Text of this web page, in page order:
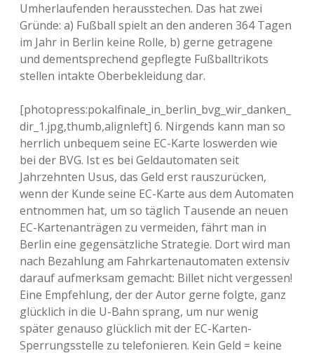
Umherlaufenden herausstechen. Das hat zwei
Gründe: a) Fußball spielt an den anderen 364 Tagen
im Jahr in Berlin keine Rolle, b) gerne getragene
und dementsprechend gepflegte Fußballtrikots
stellen intakte Oberbekleidung dar.
[photopress:pokalfinale_in_berlin_bvg_wir_danken_
dir_1.jpg,thumb,alignleft] 6. Nirgends kann man so
herrlich unbequem seine EC-Karte loswerden wie
bei der BVG. Ist es bei Geldautomaten seit
Jahrzehnten Usus, das Geld erst rauszurücken,
wenn der Kunde seine EC-Karte aus dem Automaten
entnommen hat, um so täglich Tausende an neuen
EC-Kartenanträgen zu vermeiden, fährt man in
Berlin eine gegensätzliche Strategie. Dort wird man
nach Bezahlung am Fahrkartenautomaten extensiv
darauf aufmerksam gemacht: Billet nicht vergessen!
Eine Empfehlung, der der Autor gerne folgte, ganz
glücklich in die U-Bahn sprang, um nur wenig
später genauso glücklich mit der EC-Karten-
Sperrungsstelle zu telefonieren. Kein Geld = keine